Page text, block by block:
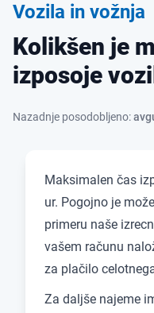
Vozila in vožnja
Kolikšen je
izposoje
Nazadnje posodobljeno:
Maksimalen čas
ur. Pogojno je
primeru naše
vašem računu
za plačilo
Za daljše najeme